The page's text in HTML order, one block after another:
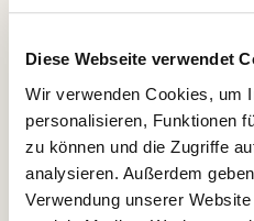
Diese Webseite verwendet
Wir verwenden Cookies, um
personalisieren, Funktionen
zu können und die Zugriffe
analysieren. Außerdem
Verwendung unserer